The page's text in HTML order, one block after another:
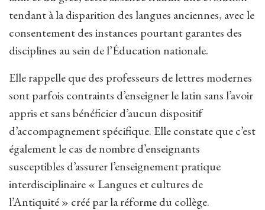
tendant à la disparition des langues anciennes, avec le
consentement des instances pourtant garantes des
disciplines au sein de l’Éducation nationale.
Elle rappelle que des professeurs de lettres modernes
sont parfois contraints d’enseigner le latin sans l’avoir
appris et sans bénéficier d’aucun dispositif
d’accompagnement spécifique. Elle constate que c’est
également le cas de nombre d’enseignants
susceptibles d’assurer l’enseignement pratique
interdisciplinaire « Langues et cultures de
l’Antiquité » créé par la réforme du collège.